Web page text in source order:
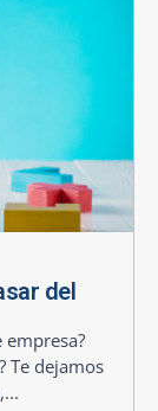
del
Te dejamos